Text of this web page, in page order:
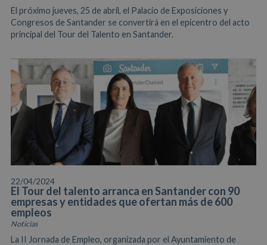
El próximo jueves, 25 de abril, el Palacio de Exposiciones y
Congresos de Santander se convertirá en el epicentro del acto
principal del Tour del Talento en Santander.
22/04/2024
El Tour del talento arranca en Santander con 90
empresas y entidades que ofertan más de 600
empleos
Noticias
La II Jornada de Empleo, organizada por el Ayuntamiento de